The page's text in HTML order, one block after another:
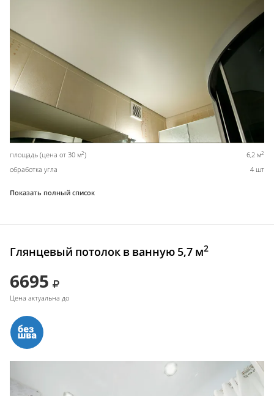
площадь (цена от 30 м2) 6,2 м2
обработка угла 4 шт
Показать полный список
Глянцевый потолок в ванную 5,7 м2
6695
Цена актуальна до